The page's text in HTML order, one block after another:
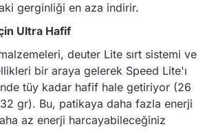
gerginliği en aza indirir.
Ultra Hafif
deuter Lite sırt sistemi ve
bir araya gelerek Speed ​​Lite'ı
tüy kadar hafif hale getiriyor (26
gr). Bu, patikaya daha fazla enerji
az enerji harcayabileceğiniz